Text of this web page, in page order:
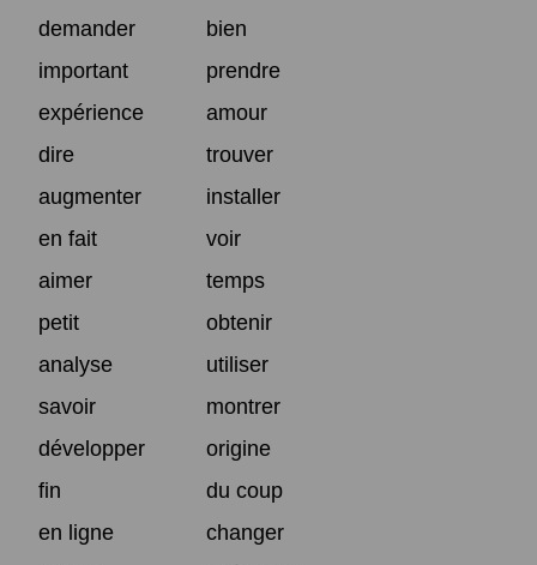
demander
bien
important
prendre
expérience
amour
dire
trouver
augmenter
installer
en fait
voir
aimer
temps
petit
obtenir
analyse
utiliser
savoir
montrer
développer
origine
fin
du coup
en ligne
changer